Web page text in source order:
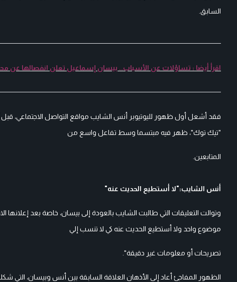
السابق.
اقرأ أيضا : تساؤلات عن الأسباب.. بيسان إسماعيل تعلن انفصالها عن
فقد أشعل أول ظهور لليوتيوبر أنس الشايب مواقع التواصل الاجتماعي، قبل
"تيك توك"، ظهر فيه مبتسما وسط تفاعل واسع من
المتابعين.
أنس الشايب:"لا أستطيع الحديث عنه"
وتوالت التعليقات التي طالبت الشايب بالعودة إلى بيسان، خاصة بعد
موضوع واحد ولا أستطيع الحديث عنه كي لا تنسب إلي
تصريحات أو معلومات غير دقيقة".
الظهور المفاجئ أعاد إلى الأذهان العلاقة السابقة بين أنس وبيسان،